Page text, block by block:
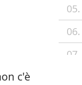
05.
06.
07.
c'è